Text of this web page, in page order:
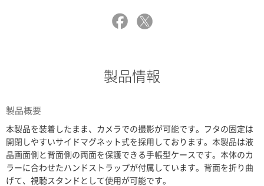
製品情報
製品概要
本製品を装着したまま、カメラでの撮影が可能です。フタの固定は
開閉しやすいサイドマグネット式を採用しております。本製品は液
晶画面側と背面側の両面を保護できる手帳型ケースです。本体のカ
ラーに合わせたハンドストラップが付属しています。背面を折り曲
げて、視聴スタンドとして使用が可能です。